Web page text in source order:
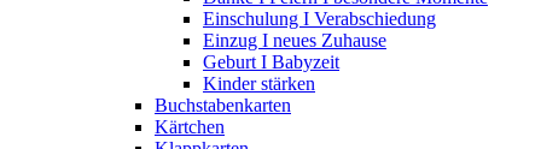
Einschulung I Verabschiedung
Einzug I neues Zuhause
Geburt I Babyzeit
Kinder stärken
Buchstabenkarten
Kärtchen